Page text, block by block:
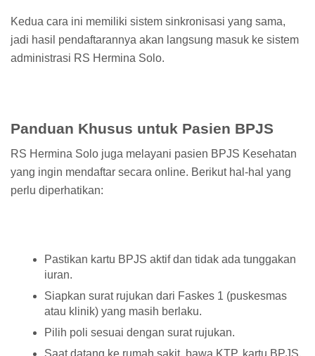
Kedua cara ini memiliki sistem sinkronisasi yang sama,
jadi hasil pendaftarannya akan langsung masuk ke sistem
administrasi RS Hermina Solo.
Panduan Khusus untuk Pasien BPJS
RS Hermina Solo juga melayani pasien BPJS Kesehatan
yang ingin mendaftar secara online. Berikut hal-hal yang
perlu diperhatikan:
Pastikan kartu BPJS aktif dan tidak ada tunggakan
iuran.
Siapkan surat rujukan dari Faskes 1 (puskesmas
atau klinik) yang masih berlaku.
Pilih poli sesuai dengan surat rujukan.
Saat datang ke rumah sakit, bawa KTP, kartu BPJS,